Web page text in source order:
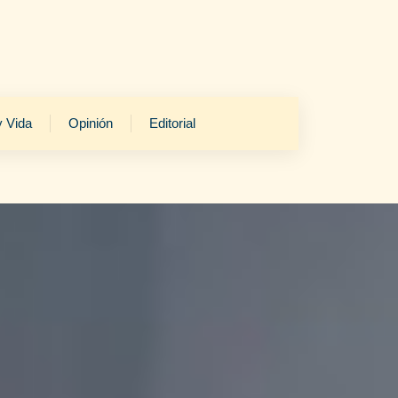
Vida Opinión Editorial